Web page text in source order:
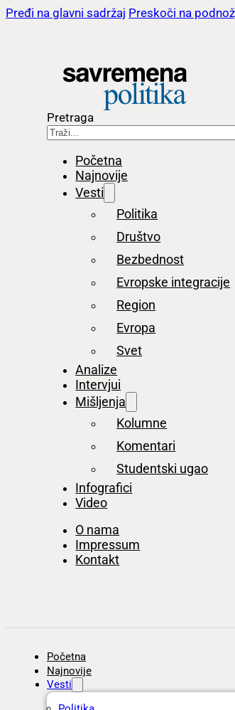
Pređi na glavni sadržaj Preskoči na
Pretraga
Početna
Najnovije
Vesti
Politika
Društvo
Bezbednost
Evropske integracije
Region
Evropa
Svet
Analize
Intervjui
Mišljenja
Kolumne
Komentari
Studentski ugao
Infografici
Video
O nama
Impressum
Kontakt
Početna
Najnovije
Vesti